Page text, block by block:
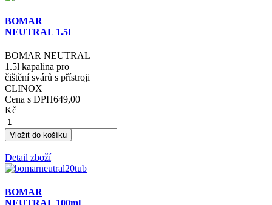
BOMAR
NEUTRAL 1.5l
BOMAR NEUTRAL
1.5l kapalina pro
čištění svárů s přístroji
CLINOX
Cena s DPH649,00
Kč
Detail zboží
BOMAR